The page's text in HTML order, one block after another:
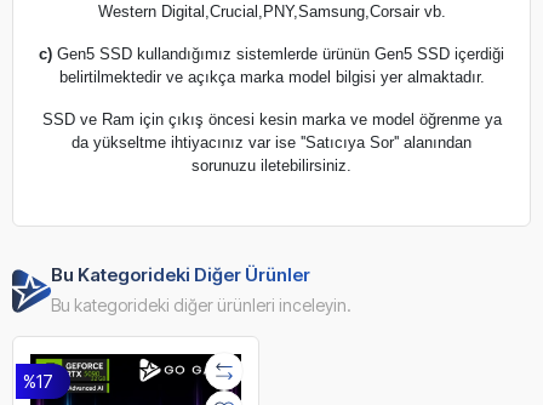
Western Digital,Crucial,PNY,Samsung,Corsair vb.
c) Gen5 SSD kullandığımız sistemlerde ürünün Gen5 SSD içerdiği
belirtilmektedir ve açıkça marka model bilgisi yer almaktadır.
SSD ve Ram için çıkış öncesi kesin marka ve model öğrenme ya
da yükseltme ihtiyacınız var ise ''Satıcıya Sor'' alanından
sorunuzu iletebilirsiniz.
Bu Kategorideki Diğer Ürünler
Bu kategorideki diğer ürünleri inceleyin.
%17